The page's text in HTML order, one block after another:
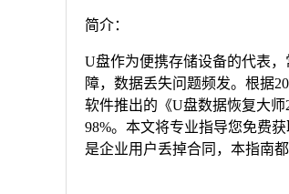
简介：
U盘作为便携存储设备的代表
障，数据丢失问题频发。根据
软件推出的《U盘数据恢复大
98%。本文将专业指导您免费
是企业用户丢掉合同，本指南